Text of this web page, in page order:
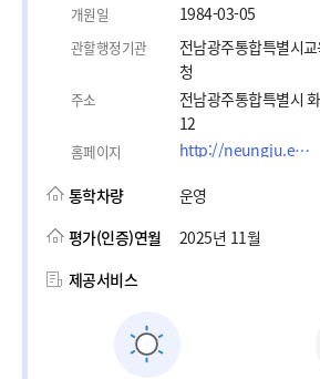
개원일 1984-03-05
관할행정기관
전남광주통합특별시
청
주소
전남광주통합특별시
12
홈페이지 http://neungju.e-wut.co.kr
통학차량
운영
평가(인증)연월
2025년 11월
제공서비스